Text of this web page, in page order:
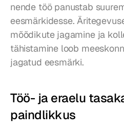
nende töö panustab
eesmärkidesse.
mõõdikute jagamine ja
tähistamine loob
jagatud eesmärki.
Töö- ja eraelu
paindlikkus